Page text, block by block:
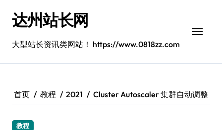
达州站长网
大型站长资讯类网站！ https://www.0818zz.com
首页 教程 2021 Cluster Autoscaler 集群自动调整
教程